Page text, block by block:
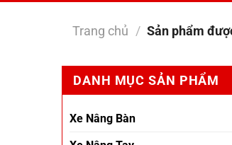
Trang chủ / Sản phẩm
DANH MỤC SẢN PHẨM
Xe Nâng Bàn